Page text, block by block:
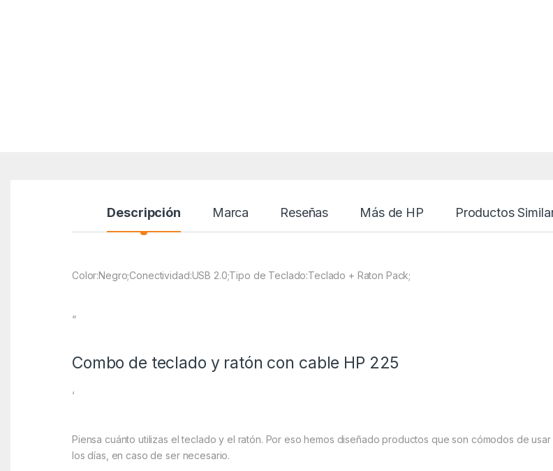
Descripción Marca Reseñas Más de HP Productos
Color:Negro;Conectividad:USB 2.0;Tipo de Teclado:Teclado + Raton Pack;
“
Combo de teclado y ratón con cable HP 225
‘
Piensa cuánto utilizas el teclado y el ratón. Por eso hemos diseñado productos que son cómodos de
los días, en caso de ser necesario.